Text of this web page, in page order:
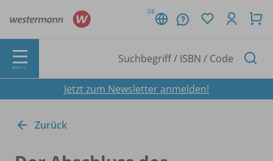
DE
MENÜ
Jetzt zum Newsletter anmelden!
Zurück